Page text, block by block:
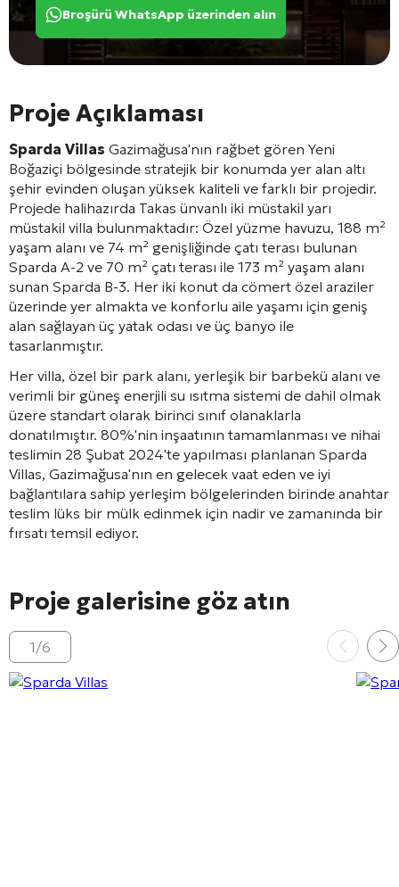
Broşürü WhatsApp üzerinden alın
Proje Açıklaması
Sparda Villas Gazimağusa'nın rağbet gören Yeni
Boğaziçi bölgesinde stratejik bir konumda yer alan altı
şehir evinden oluşan yüksek kaliteli ve farklı bir projedir.
Projede halihazırda Takas ünvanlı iki müstakil yarı
müstakil villa bulunmaktadır: Özel yüzme havuzu, 188 m²
yaşam alanı ve 74 m² genişliğinde çatı terası bulunan
Sparda A-2 ve 70 m² çatı terası ile 173 m² yaşam alanı
sunan Sparda B-3. Her iki konut da cömert özel araziler
üzerinde yer almakta ve konforlu aile yaşamı için geniş
alan sağlayan üç yatak odası ve üç banyo ile
tasarlanmıştır.
Her villa, özel bir park alanı, yerleşik bir barbekü alanı ve
verimli bir güneş enerjili su ısıtma sistemi de dahil olmak
üzere standart olarak birinci sınıf olanaklarla
donatılmıştır. 80%'nin inşaatının tamamlanması ve nihai
teslimin 28 Şubat 2024'te yapılması planlanan Sparda
Villas, Gazimağusa'nın en gelecek vaat eden ve iyi
bağlantılara sahip yerleşim bölgelerinden birinde anahtar
teslim lüks bir mülk edinmek için nadir ve zamanında bir
fırsatı temsil ediyor.
Proje galerisine göz atın
1/6